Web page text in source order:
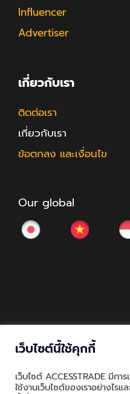
Influencer
Advertiser
เกี่ยวกับเรา
ติดต่อเรา
เกี่ยวกับเรา
ข้อตกลง และเงื่อนไข
Our global
Thailand.a |
เว็บไซต์นี้ใช้คุกกี้
เว็บไซต์ ACCESSTRADE มีก
ใช้งานเว็บไซต์ของเราอย่างไร